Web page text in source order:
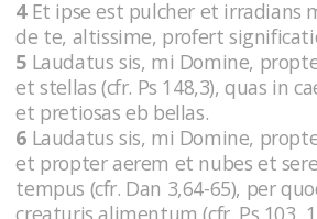
4Et ipse est pulcher et irradians
de te, altissime, profert
5 Laudatus sis, mi Domine,
et stellas (cfr. Ps 148,3), quas in
et pretiosas eb bellas.
6 Laudatus sis, mi Domine,
et propter aerem et nubes et
tempus (cfr. Dan 3,64-65), per
creaturis alimentum (cfr. Ps 103,